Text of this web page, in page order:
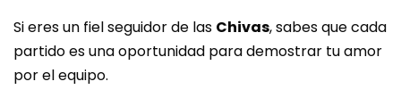
Si eres un fiel seguidor de las Chivas, sabes que cada
partido es una oportunidad para demostrar tu amor
por el equipo.